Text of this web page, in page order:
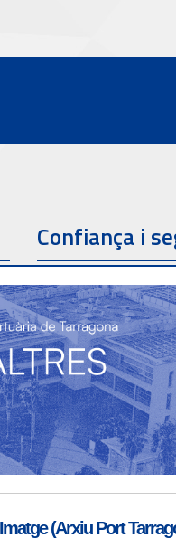
Confiança i
(Arxiu Port